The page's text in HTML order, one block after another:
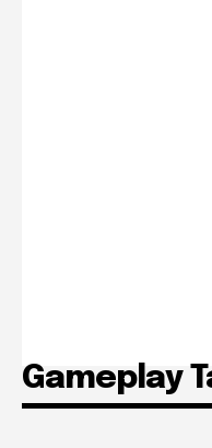
Gameplay